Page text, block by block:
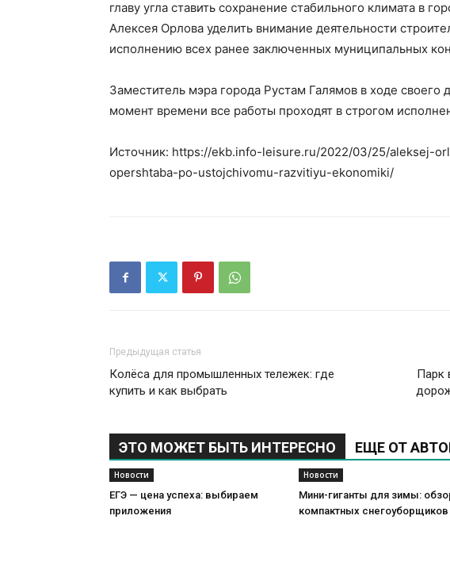
главу угла ставить сохранение стабильного климата в
Алексея Орлова уделить внимание деятельности
исполнению всех ранее заключенных муниципальных
Заместитель мэра города Рустам Галямов в ходе своего
момент времени все работы проходят в строгом
Источник: https://ekb.info-leisure.ru/2022/03/25/aleksej-
opershtaba-po-ustojchivomu-razvitiyu-ekonomiki/
Предыдущая статья
Колёса для промышленных тележек: где
купить и как выбрать
Парк
ЭТО МОЖЕТ БЫТЬ ИНТЕРЕСНО ЕЩЕ ОТ
Новости
ЕГЭ — цена успеха: выбираем
приложения
Новости
Мини-гиганты для зимы:
компактных снегоуборщиков